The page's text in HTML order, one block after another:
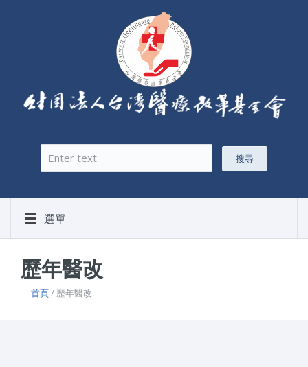
搜尋表單
搜尋
選單
歷年醫改
首頁/ 歷年醫改